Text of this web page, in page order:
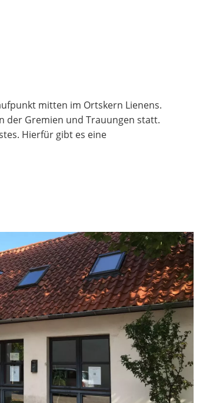
mitten im Ortskern Lienens.
der Gremien und Trauungen statt.
Hierfür gibt es eine